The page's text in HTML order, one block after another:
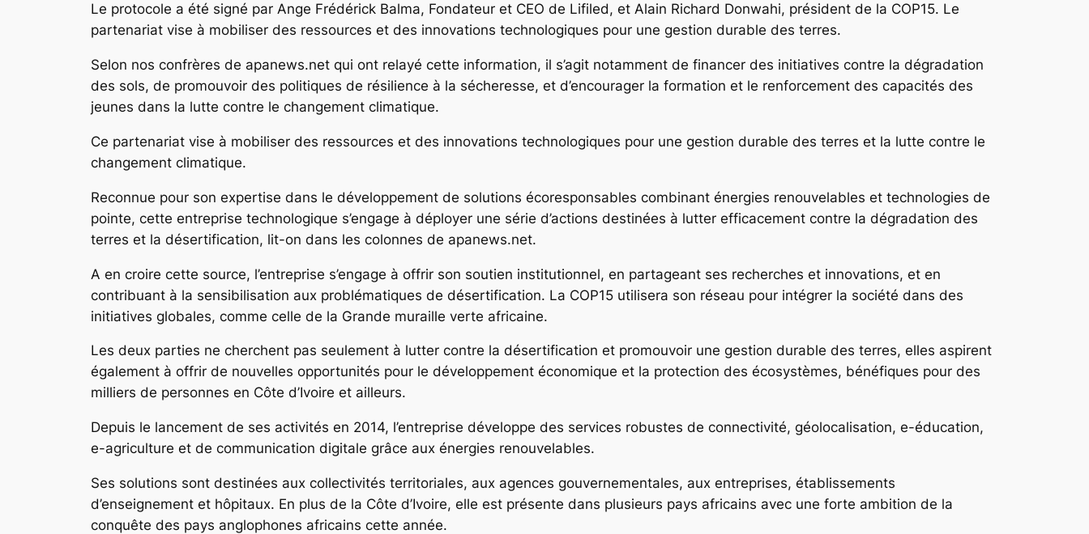
Le protocole a été signé par Ange Frédérick Balma, Fondateur et CEO de Lifiled, et Alain Richard Donwahi, président de la COP15. Le
partenariat vise à mobiliser des ressources et des innovations technologiques pour une gestion durable des terres.
Selon nos confrères de apanews.net qui ont relayé cette information, il s’agit notamment de financer des initiatives contre la dégradation
des sols, de promouvoir des politiques de résilience à la sécheresse, et d’encourager la formation et le renforcement des capacités des
jeunes dans la lutte contre le changement climatique.
Ce partenariat vise à mobiliser des ressources et des innovations technologiques pour une gestion durable des terres et la lutte contre le
changement climatique.
Reconnue pour son expertise dans le développement de solutions écoresponsables combinant énergies renouvelables et technologies de
pointe, cette entreprise technologique s’engage à déployer une série d’actions destinées à lutter efficacement contre la dégradation des
terres et la désertification, lit-on dans les colonnes de apanews.net.
A en croire cette source, l’entreprise s’engage à offrir son soutien institutionnel, en partageant ses recherches et innovations, et en
contribuant à la sensibilisation aux problématiques de désertification. La COP15 utilisera son réseau pour intégrer la société dans des
initiatives globales, comme celle de la Grande muraille verte africaine.
Les deux parties ne cherchent pas seulement à lutter contre la désertification et promouvoir une gestion durable des terres, elles aspirent
également à offrir de nouvelles opportunités pour le développement économique et la protection des écosystèmes, bénéfiques pour des
milliers de personnes en Côte d’Ivoire et ailleurs.
Depuis le lancement de ses activités en 2014, l’entreprise développe des services robustes de connectivité, géolocalisation, e-éducation,
e-agriculture et de communication digitale grâce aux énergies renouvelables.
Ses solutions sont destinées aux collectivités territoriales, aux agences gouvernementales, aux entreprises, établissements
d’enseignement et hôpitaux. En plus de la Côte d’Ivoire, elle est présente dans plusieurs pays africains avec une forte ambition de la
conquête des pays anglophones africains cette année.